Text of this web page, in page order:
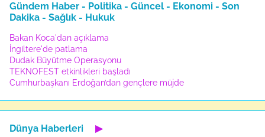
Gündem Haber - Politika - Güncel - Ekonomi - Son
Dakika - Sağlık - Hukuk
Bakan Koca'dan açıklama
İngiltere'de patlama
Dudak Büyütme Operasyonu
TEKNOFEST etkinlikleri başladı
Cumhurbaşkanı Erdoğan’dan gençlere müjde
Dünya Haberleri ▶